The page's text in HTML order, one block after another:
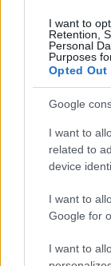
I want to
Retention,
Personal
Purposes
Opted Out
Google
I want to
related to
device
I want to
Google for
I want to